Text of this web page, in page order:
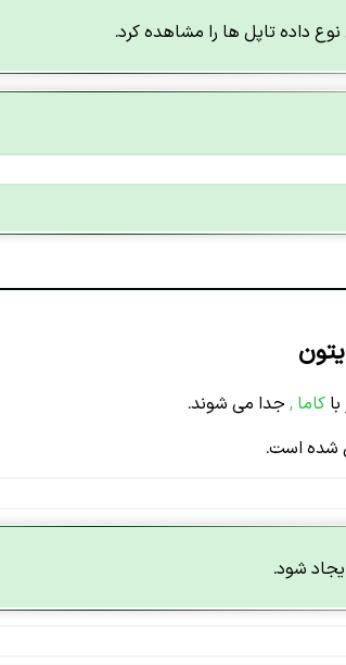
کاما , جدا می شوند.
شده است.
شود.